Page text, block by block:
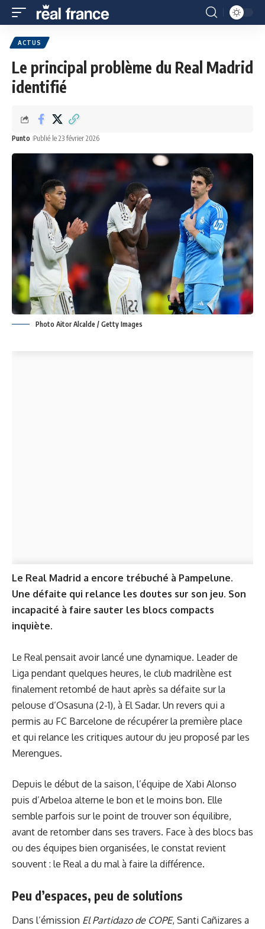
ACTUS
Le principal problème du Real Madrid
identifié
Punto Publié le 23 février 2026
Photo Aitor Alcalde / Getty Images
Le Real Madrid a encore trébuché à Pampelune.
Une défaite qui relance les doutes sur son jeu. Son
incapacité à faire sauter les blocs compacts
inquiète.
Le Real pensait avoir lancé une dynamique. Leader de
Liga pendant quelques heures, le club madrilène est
finalement retombé de haut après sa défaite sur la
pelouse d’Osasuna (2-1), à El Sadar. Un revers qui a
permis au FC Barcelone de récupérer la première place
et qui relance les critiques autour du jeu proposé par les
Merengues.
Depuis le début de la saison, l’équipe de Xabi Alonso
puis d’Arbeloa alterne le bon et le moins bon. Elle
semble parfois sur le point de trouver son équilibre,
avant de retomber dans ses travers. Face à des blocs bas
ou des équipes bien organisées, le constat revient
souvent : le Real a du mal à faire la différence.
Peu d’espaces, peu de solutions
Dans l’émission El Partidazo de COPE, Santi Cañizares a